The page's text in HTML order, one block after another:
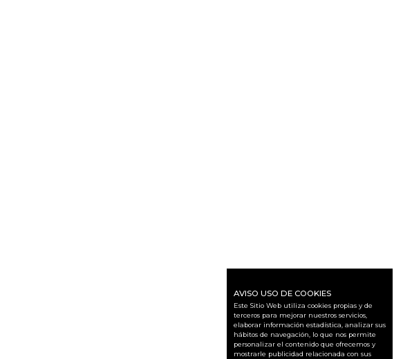
AVISO USO DE COOKIES
Este Sitio Web utiliza cookies propias y de
terceros para mejorar nuestros servicios,
elaborar información estadística, analizar sus
hábitos de navegación, lo que nos permite
personalizar el contenido que ofrecemos y
mostrarle publicidad relacionada con sus